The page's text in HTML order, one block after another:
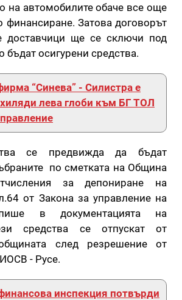
на автомобилите обаче все още
финансиране. Затова договорът
доставчици ще се сключи под
бъдат осигурени средства.
“Синева” - Силистра е
лева глоби към БГ ТОЛ
се предвижда да бъдат
по сметката на Община
за депониране на
от Закона за управление на
пише в документацията на
средства се отпускат от
след резрешение от
- Русе.
инспекция потвърди